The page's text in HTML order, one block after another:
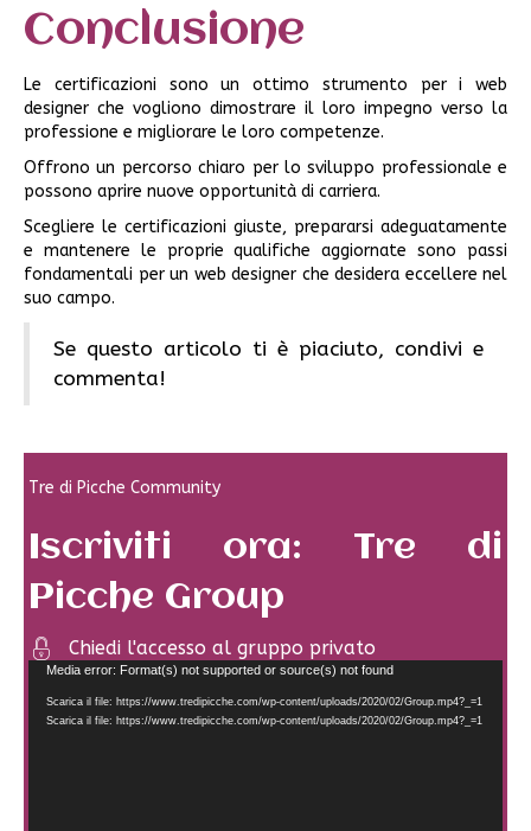
Conclusione
Le certificazioni sono un ottimo strumento per i web
designer che vogliono dimostrare il loro impegno verso la
professione e migliorare le loro competenze.
Offrono un percorso chiaro per lo sviluppo professionale e
possono aprire nuove opportunità di carriera.
Scegliere le certificazioni giuste, prepararsi adeguatamente
e mantenere le proprie qualifiche aggiornate sono passi
fondamentali per un web designer che desidera eccellere nel
suo campo.
Se questo articolo ti è piaciuto, condivi e
commenta!
Tre di Picche Community
Iscriviti ora: Tre di
Picche Group
Chiedi l'accesso al gruppo privato
Video
Player
Media error: Format(s) not supported or source(s) not found
Scarica il file: https://www.tredipicche.com/wp-content/uploads/2020/02/Group.mp4?_=1
Scarica il file: https://www.tredipicche.com/wp-content/uploads/2020/02/Group.mp4?_=1